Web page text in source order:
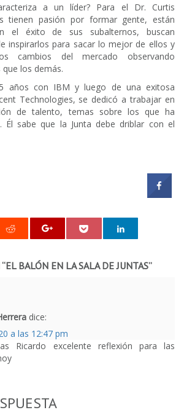
a un líder? Para el Dr. Curtis
tienen pasión por formar gente, están
el éxito de sus subalternos, buscan
inspirarlos para sacar lo mejor de ellos y
cambios del mercado observando
los demás.
años con IBM y luego de una exitosa
Technologies, se dedicó a trabajar en
de talento, temas sobre los que ha
Él sabe que la Junta debe driblar con el
EL BALÓN EN LA SALA DE JUNTAS”
dice:
a las 12:47 pm
Ricardo excelente reflexión para las